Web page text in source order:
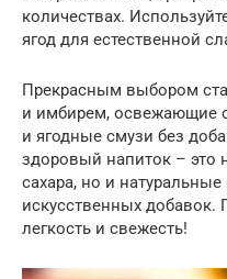
количествах.
ягод для естественной
Прекрасным выбором
и имбирем, освежающие
и ягодные смузи без
здоровый напиток – это
сахара, но и
искусственных добавок.
легкость и свежесть!